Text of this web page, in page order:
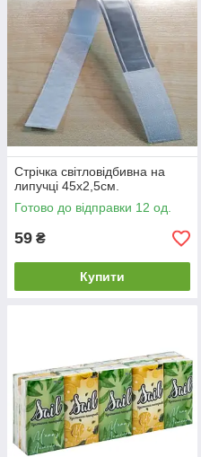
Стрічка світловідбивна на
липучці 45х2,5см.
Готово до відправки 12 од.
59 ₴
Купити